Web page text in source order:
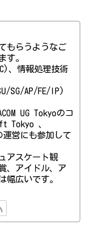
もらうようなご
す。
、情報処理技術
SG/AP/FE/IP)
UG Tokyoのコ
Tokyo 、
運営にも参加して
アスケート観
、アイドル、ア
幅広いです。